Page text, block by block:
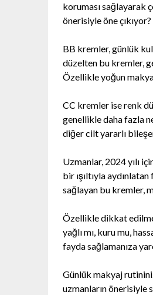
koruması sağlayarak
önerisiyle öne çıkıyor?
BB kremler, günlük
düzelten bu kremler,
Özellikle yoğun
CC kremler ise renk
genellikle daha fazla
diğer cilt yararlı
Uzmanlar, 2024 yılı
bir ışıltıyla
sağlayan bu kremler,
Özellikle dikkat
yağlı mı, kuru mu,
fayda sağlamanıza
Günlük makyaj
uzmanların önerisiyle